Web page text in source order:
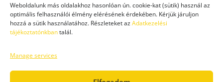
Weboldalunk más oldalakhoz hasonlóan ún. cookie-kat (sütik) használ az
optimális felhasználói élmény elérésének érdekében. Kérjük járuljon
hozzá a sütik használatához. Részleteket azAdatkezelési
tájékoztatónkbantalál.
Manage services